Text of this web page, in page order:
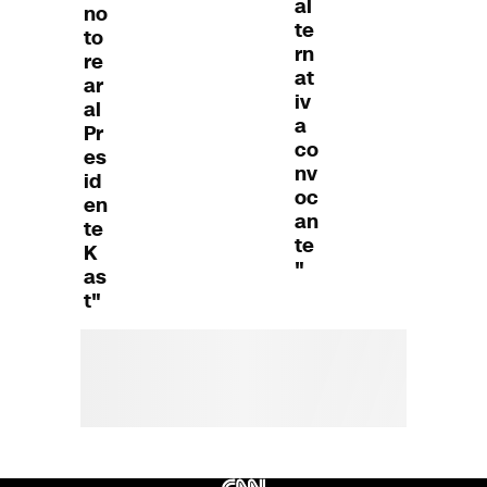
no
to
re
ar
al
Pr
es
id
en
te
K
as
t"
al
te
rn
at
iv
a
co
nv
oc
an
te
"